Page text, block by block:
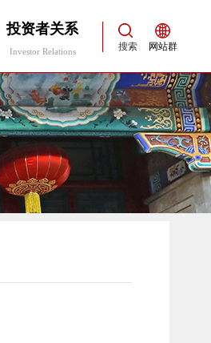
投资者关系
Investor Relations 搜索 网站群